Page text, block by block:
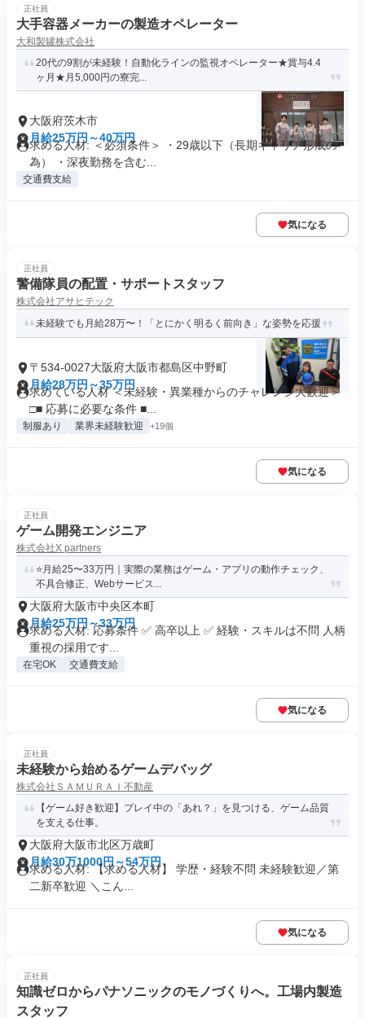
正社員
大手容器メーカーの製造オペレーター
大和製罐株式会社
20代の9割が未経験！自動化ラインの監視オペレーター★賞与4.4
ヶ月★月5,000円の寮完...
大阪府茨木市
月給25万円～40万円
求める人材: ＜必須条件＞ ・29歳以下（長期キャリア形成の
為） ・深夜勤務を含む...
交通費支給
気になる
正社員
警備隊員の配置・サポートスタッフ
株式会社アサヒテック
未経験でも月給28万〜！「とにかく明るく前向き」な姿勢を応援
〒534-0027大阪府大阪市都島区中野町
月給28万円～35万円
求めている人材 ＜未経験・異業種からのチャレンジ大歓迎＞
□■ 応募に必要な条件 ■...
制服あり 業界未経験歓迎 +19個
気になる
正社員
ゲーム開発エンジニア
株式会社X partners
⭐月給25〜33万円｜実際の業務はゲーム・アプリの動作チェック、
不具合修正、Webサービス...
大阪府大阪市中央区本町
月給25万円～33万円
求める人材: 応募条件 ✅ 高卒以上 ✅ 経験・スキルは不問 人柄
重視の採用です...
在宅OK 交通費支給
気になる
正社員
未経験から始めるゲームデバッグ
株式会社ＳＡＭＵＲＡＩ不動産
【ゲーム好き歓迎】プレイ中の「あれ？」を見つける、ゲーム品質
を支える仕事。
大阪府大阪市北区万歳町
月給30万1000円～54万円
求める人材: 【求める人材】 学歴・経験不問 未経験歓迎／第
二新卒歓迎 ＼こん...
気になる
正社員
知識ゼロからパナソニックのモノづくりへ。工場内製造
スタッフ